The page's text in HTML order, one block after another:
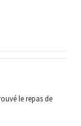
le repas de